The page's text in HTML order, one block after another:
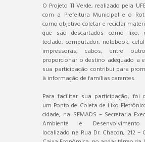
O Projeto TI Verde, realizado pela
com a Prefeitura Municipal e o
como objetivo coletar e reciclar
que são descartados como lixo,
teclado, computador, notebook,
impressoras, cabos, entre
proporcionar o destino adequado a
sua participação contribui para
à informação de famílias carentes.
Para facilitar sua participação, foi
um Ponto de Coleta de Lixo
cidade, na SEMADS – Secretaria
Ambiente e Desenvolvimento
localizado na Rua Dr. Chacon, 212 –